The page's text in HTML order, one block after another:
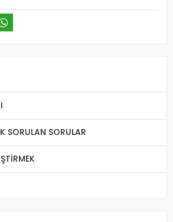
SORULAN SORULAR